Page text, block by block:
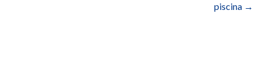
piscina →